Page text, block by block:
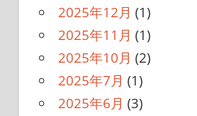
2025年12月 (1)
2025年11月 (1)
2025年10月 (2)
2025年7月 (1)
2025年6月 (3)